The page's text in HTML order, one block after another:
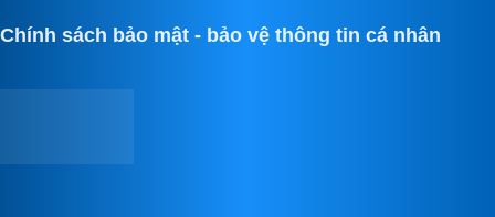
Chính sách bảo mật - bảo vệ thông tin cá nhân